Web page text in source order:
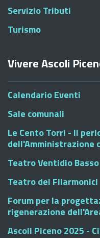
Servizio Tributi
Turismo
Vivere Ascoli
Calendario Eventi
Sale comunali
Le Cento Torri - Il
dell'Amministrazione
Teatro Ventidio Basso
Teatro dei Filarmonici
Forum per la
rigenerazione
Ascoli Piceno 2025 -